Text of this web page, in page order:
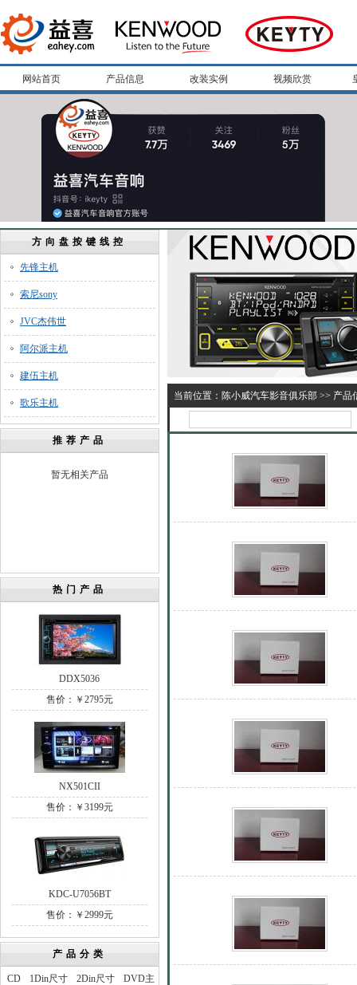
网站首页 产品信息 改装实例 视频欣赏
方向盘按键线控
先锋主机
索尼sony
JVC杰伟世
阿尔派主机
建伍主机
歌乐主机
推荐产品
暂无相关产品
热门产品
DDX5036
售价：￥2795元
NX501CII
售价：￥3199元
KDC-U7056BT
售价：￥2999元
产品分类
CD 1Din尺寸 2Din尺寸
DVD主
当前位置： 陈小威汽车影音俱乐部 >> 产品